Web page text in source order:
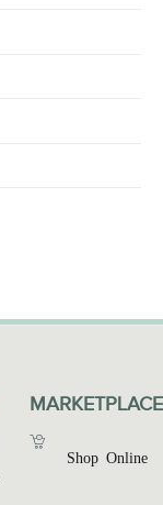
MARKETPLACE
Shop Online